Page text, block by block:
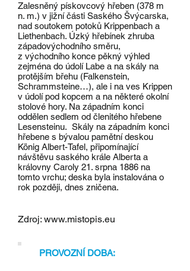
Zalesněný pískovcový hřeben (378 m
n. m.) v jižní části Saského Švýcarska,
nad soutokem potoků Krippenbach a
Liethenbach. Úzký hřebínek zhruba
západovýchodního směru,
z východního konce pěkný výhled
zejména do údolí Labe a na skály na
protějším břehu (Falkenstein,
Schrammsteine…), ale i na ves Krippen
v údolí pod kopcem a na některé okolní
stolové hory. Na západním konci
oddělen sedlem od členitého hřebene
Lesensteinu. Skály na západním konci
hřebene s bývalou pamětní deskou
König Albert-Tafel, připomínající
návštěvu saského krále Alberta a
královny Caroly 21. srpna 1886 na
tomto vrchu; deska byla instalována o
rok později, dnes zničena.
Zdroj: www.mistopis.eu
PROVOZNÍ DOBA: